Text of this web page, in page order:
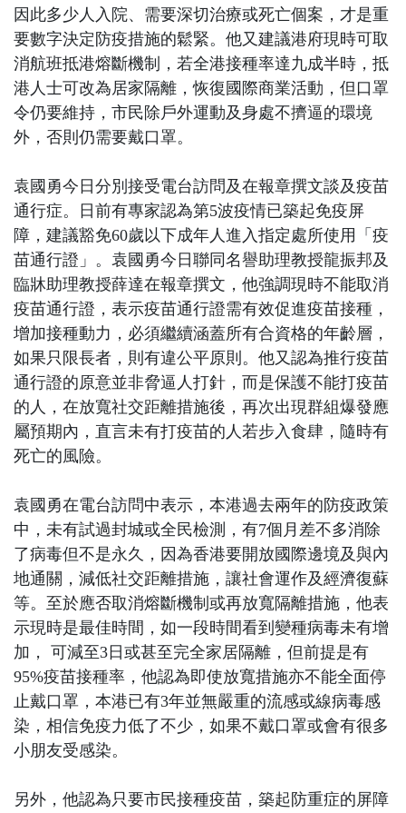
因此多少人入院、需要深切治療或死亡個案，才是重
要數字決定防疫措施的鬆緊。他又建議港府現時可取
消航班抵港熔斷機制，若全港接種率達九成半時，抵
港人士可改為居家隔離，恢復國際商業活動，但口罩
令仍要維持，市民除戶外運動及身處不擠逼的環境
外，否則仍需要戴口罩。
袁國勇今日分別接受電台訪問及在報章撰文談及疫苗
通行症。日前有專家認為第5波疫情已築起免疫屏
障，建議豁免60歲以下成年人進入指定處所使用「疫
苗通行證」。袁國勇今日聯同名譽助理教授龍振邦及
臨牀助理教授薛達在報章撰文，他強調現時不能取消
疫苗通行證，表示疫苗通行證需有效促進疫苗接種，
增加接種動力，必須繼續涵蓋所有合資格的年齡層，
如果只限長者，則有違公平原則。他又認為推行疫苗
通行證的原意並非脅逼人打針，而是保護不能打疫苗
的人，在放寬社交距離措施後，再次出現群組爆發應
屬預期內，直言未有打疫苗的人若步入食肆，隨時有
死亡的風險。
袁國勇在電台訪問中表示，本港過去兩年的防疫政策
中，未有試過封城或全民檢測，有7個月差不多消除
了病毒但不是永久，因為香港要開放國際邊境及與內
地通關，減低社交距離措施，讓社會運作及經濟復蘇
等。至於應否取消熔斷機制或再放寬隔離措施，他表
示現時是最佳時間，如一段時間看到變種病毒未有增
加， 可減至3日或甚至完全家居隔離，但前提是有
95%疫苗接種率，他認為即使放寬措施亦不能全面停
止戴口罩，本港已有3年並無嚴重的流感或線病毒感
染，相信免疫力低了不少，如果不戴口罩或會有很多
小朋友受感染。
另外，他認為只要市民接種疫苗，築起防重症的屏障